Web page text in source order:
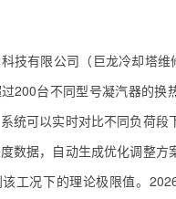
技有限公司（巨龙冷却塔维
200台不同型号凝汽器的换
统可以实时对比不同负荷段
数据，自动生成优化调整方
工况下的理论极限值。